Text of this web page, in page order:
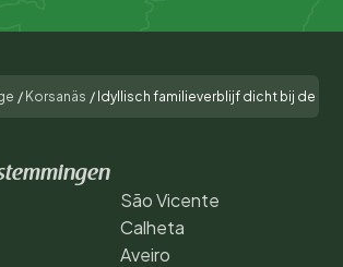
/ Korsanäs / Idyllisch familieverblijf dicht bij de zee
São Vicente
Calheta
Aveiro